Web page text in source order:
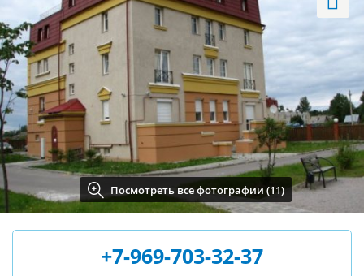
Посмотреть все фотографии (11)
+7-969-703-32-37